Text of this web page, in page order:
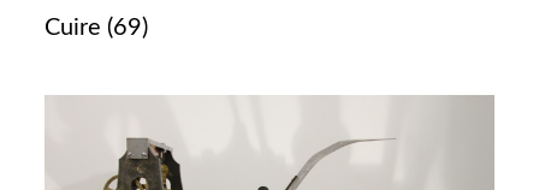
Cuire (69)